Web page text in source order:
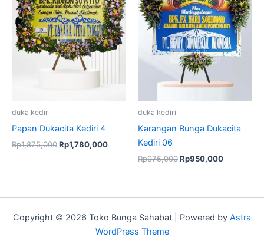
duka kediri
Papan Dukacita Kediri 4
Rp1,875,000Rp1,780,000
duka kediri
Karangan Bunga Dukacita
Kediri 06
Rp975,000Rp950,000
Copyright © 2026 Toko Bunga Sahabat | Powered by Astra
WordPress Theme